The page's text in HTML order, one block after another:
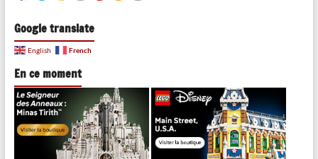
Google translate
English French
En ce moment